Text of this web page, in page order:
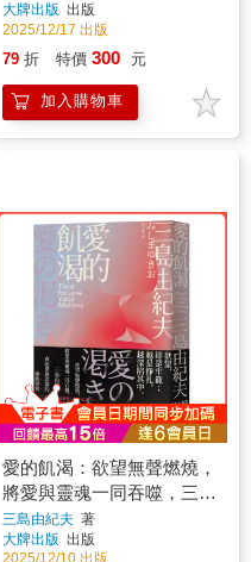
大牌出版 出版
2025/12/17 出版
79 折 特價 300 元
加入購物車
愛的飢渴：欲望無聲燃燒，
將愛與靈魂一同吞噬，三島
由紀夫直面愛欲深淵的極致
書寫
三島由紀夫 著
大牌出版 出版